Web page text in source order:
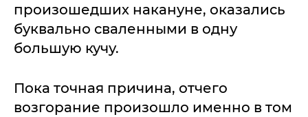
произошедших накануне, оказались
буквально сваленными в одну
большую кучу.
Пока точная причина, отчего
возгорание произошло именно в том